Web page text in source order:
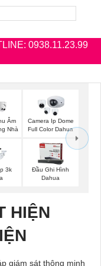
0938.11.23.99
Âm
Nhà
Camera Ip Dome
Full Color Dahua
3k
Đầu Ghi Hình
Dahua
HIỆN
giám sát thông minh